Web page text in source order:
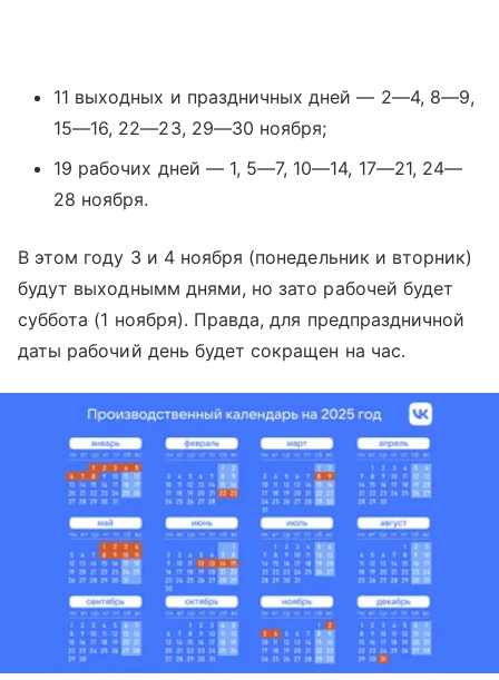
11 выходных и праздничных дней — 2—4, 8—9,
15—16, 22—23, 29—30 ноября;
19 рабочих дней — 1, 5—7, 10—14, 17—21, 24—
28 ноября.
В этом году 3 и 4 ноября (понедельник и вторник)
будут выходнымм днями, но зато рабочей будет
суббота (1 ноября). Правда, для предпраздничной
даты рабочий день будет сокращен на час.